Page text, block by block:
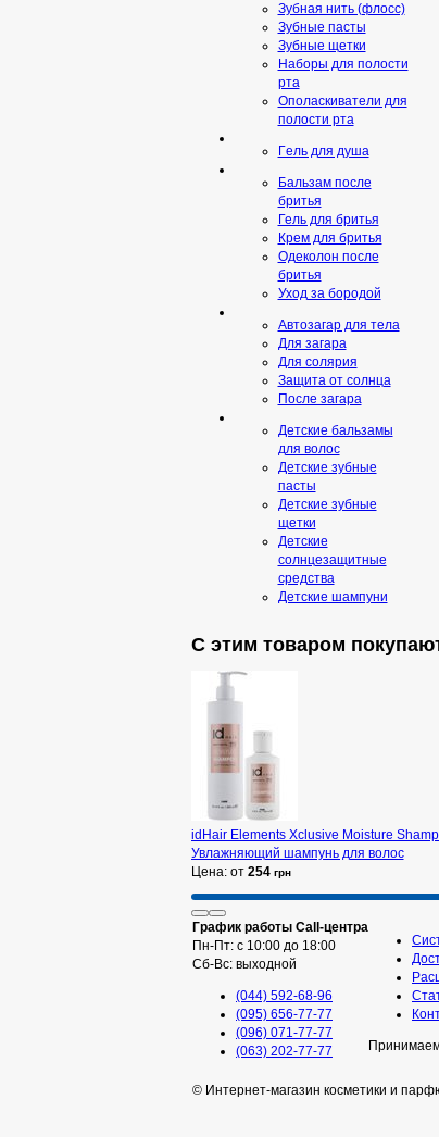
Зубная нить (флосс)
Зубные пасты
Зубные щетки
Наборы для полости
рта
Ополаскиватели для
полости рта
Гeль для душа
Бальзам после
бритья
Гель для бритья
Крем для бритья
Одеколон после
бритья
Уход за бородой
Автозагар для тела
Для загара
Для солярия
Защита от солнца
После загара
Детские бальзамы
для волос
Детские зубные
пасты
Детские зубные
щетки
Детские
солнцезащитные
средства
Детские шампуни
С этим товаром
idHair Elements Xclusive Moisture
Увлажняющий шампунь для волос
Цена: от 254 грн
График работы Call-центра
Пн-Пт: с 10:00 до 18:00
Сб-Вс: выходной
(044) 592-68-96
(095) 656-77-77
(096) 071-77-77
(063) 202-77-77
© Интернет-магазин косметики и